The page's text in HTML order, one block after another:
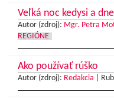
Veľká noc kedysi a
Autor (zdroj): Mgr. Petra
REGIÓNE
Ako používať rúško
Autor (zdroj): Redakcia